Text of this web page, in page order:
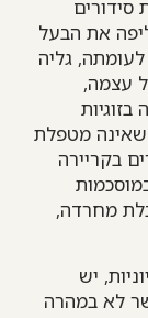
סידורים
את הבעל
גליה
עצמה,
שאינה מטפלת
בקריירה
מחרדה,
יש
לא במהרה